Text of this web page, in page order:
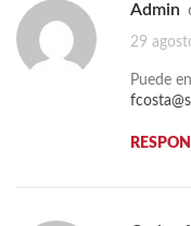
admin
29
Puede